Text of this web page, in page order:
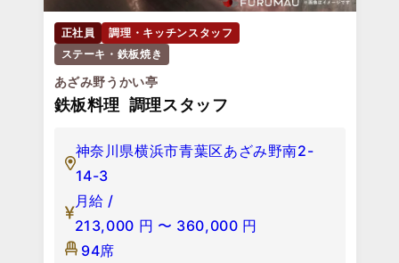
正社員
調理・キッチンスタッフ
ステーキ・鉄板焼き
あざみ野うかい亭
鉄板料理 調理スタッフ
神奈川県横浜市青葉区あざみ野南2-
14-3
月給 /
213,000 円 〜 360,000 円
94席